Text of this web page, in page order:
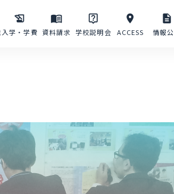
history_edu
入学・学費
menu_book
資料請求
live_help
学校説明会
place
ACCESS
description
情報